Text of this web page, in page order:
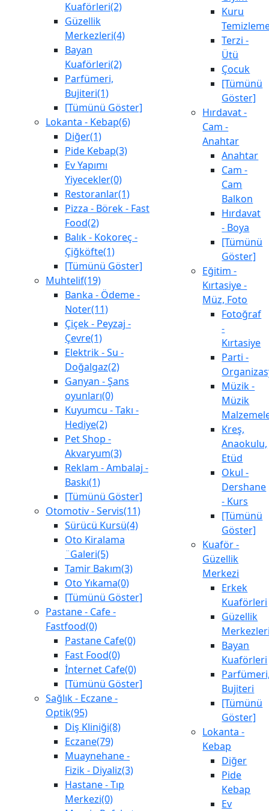
Kuaförleri(2)
Güzellik
Merkezleri(4)
Bayan
Kuaförleri(2)
Parfümeri,
Bujiteri(1)
[Tümünü Göster]
Lokanta - Kebap(6)
Diğer(1)
Pide Kebap(3)
Ev Yapımı
Yiyecekler(0)
Restoranlar(1)
Pizza - Börek - Fast
Food(2)
Balık - Kokoreç -
Çiğköfte(1)
[Tümünü Göster]
Muhtelif(19)
Banka - Ödeme -
Noter(11)
Çiçek - Peyzaj -
Çevre(1)
Elektrik - Su -
Doğalgaz(2)
Ganyan - Şans
oyunları(0)
Kuyumcu - Takı -
Hediye(2)
Pet Shop -
Akvaryum(3)
Reklam - Ambalaj -
Baskı(1)
[Tümünü Göster]
Otomotiv - Servis(11)
Sürücü Kursü(4)
Oto Kiralama
¨Galeri(5)
Tamir Bakım(3)
Oto Yıkama(0)
[Tümünü Göster]
Pastane - Cafe -
Fastfood(0)
Pastane Cafe(0)
Fast Food(0)
İnternet Cafe(0)
[Tümünü Göster]
Sağlık - Eczane -
Optik(95)
Diş Kliniği(8)
Eczane(79)
Muaynehane -
Fizik - Diyaliz(3)
Hastane - Tıp
Merkezi(0)
Kuru
Terzi -
Ütü
Çocuk
[Tümünü
Göster]
Hırdavat -
Cam -
Anahtar
Anahtar
Cam -
Cam
Balkon
Hırdavat
- Boya
[Tümünü
Göster]
Eğitim -
Kırtasiye -
Müz, Foto
Fotoğraf
-
Kırtasiye
Parti -
Müzik -
Müzik
Kreş,
Anaokulu,
Etüd
Okul -
Dershane
- Kurs
[Tümünü
Göster]
Kuaför -
Güzellik
Merkezi
Erkek
Kuaförleri
Güzellik
Bayan
Kuaförleri
Bujiteri
[Tümünü
Göster]
Lokanta -
Kebap
Diğer
Pide
Kebap
Ev